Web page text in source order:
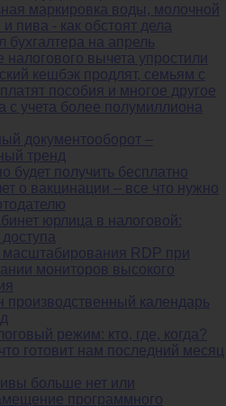
маркировка воды, молочной
пива - как обстоят дела
бухгалтера на апрель
налогового вычета упростили
кешбэк продлят, семьям с
пособия и многое другое
учета более полумиллиона
документооборот –
тренд
будет получить бесплатно
о вакцинации – все что нужно
юрлица в налоговой:
RDP при
мониторов высокого
производственный календарь
режим: кто, где, когда?
готовит нам последний месяц
больше нет или
программного